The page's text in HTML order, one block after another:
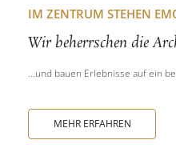
IM ZENTRUM STEHEN
Wir beherrschen die
…und bauen Erlebnisse auf ein
MEHR ERFAHREN